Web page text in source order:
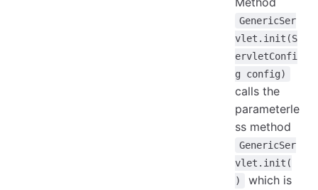
GenericSer
vlet.init(S
ervletConfi
g config)
calls the
parameterle
ss method
GenericSer
vlet.init(
)
which is